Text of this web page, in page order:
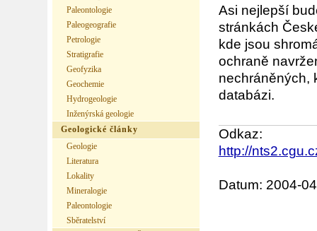
Asi nejlepší
stránkách
kde jsou
ochraně
nechráněných,
databázi.
Odkaz:
http://
Datum: 2004-
Paleontologie
Paleogeografie
Petrologie
Stratigrafie
Geofyzika
Geochemie
Hydrogeologie
Inženýrská geologie
Geologické články
Geologie
Literatura
Lokality
Mineralogie
Paleontologie
Sběratelství